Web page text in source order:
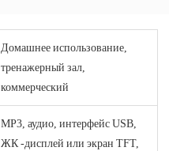
Домашнее использование,
тренажерный зал,
коммерческий
MP3, аудио, интерфейс USB,
ЖК -дисплей или экран TFT,